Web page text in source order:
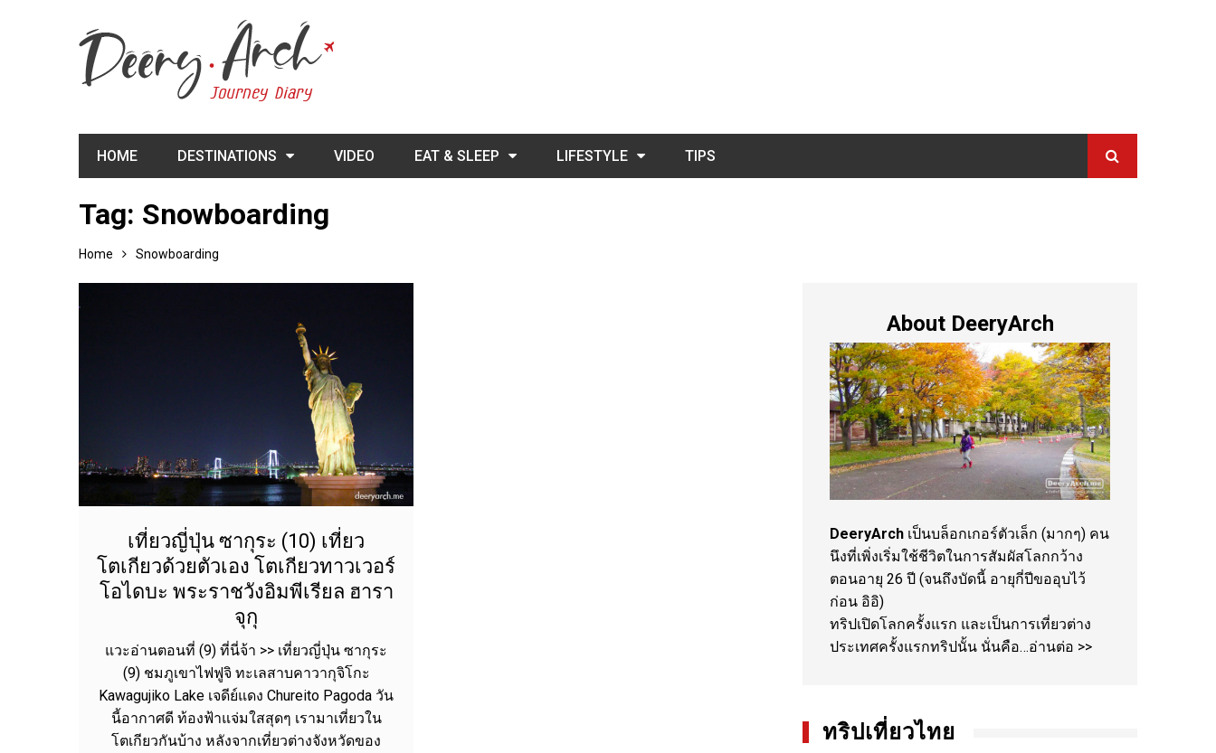
HOME DESTINATIONS VIDEO EAT & SLEEP LIFESTYLE TIPS
Tag: Snowboarding
Home Snowboarding
เที่ยวญี่ปุ่น ซากุระ (10) เที่ยว
โตเกียวด้วยตัวเอง โตเกียวทาวเวอร์
โอไดบะ พระราชวังอิมพีเรียล ฮารา
จุกุ
แวะอ่านตอนที่ (9) ที่นี่จ้า >> เที่ยวญี่ปุ่น ซากุระ
(9) ชมภูเขาไฟฟูจิ ทะเลสาบคาวากุจิโกะ
Kawagujiko Lake เจดีย์แดง Chureito Pagoda วัน
นี้อากาศดี ท้องฟ้าแจ่มใสสุดๆ เรามาเที่ยวใน
โตเกียวกันบ้าง หลังจากเที่ยวต่างจังหวัดของ
About DeeryArch
DeeryArch เป็นบล็อกเกอร์ตัวเล็ก (มากๆ) คน
นึงที่เพิ่งเริ่มใช้ชีวิตในการสัมผัสโลกกว้าง
ตอนอายุ 26 ปี (จนถึงบัดนี้ อายุกี่ปีขออุบไว้
ก่อน อิอิ)
ทริปเปิดโลกครั้งแรก และเป็นการเที่ยวต่าง
ประเทศครั้งแรกทริปนั้น นั่นคือ…อ่านต่อ >>
ทริปเที่ยวไทย